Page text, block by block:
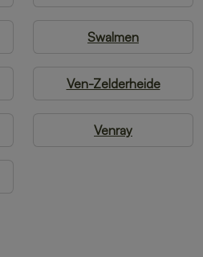
Swalmen
Ven-Zelderheide
Venray